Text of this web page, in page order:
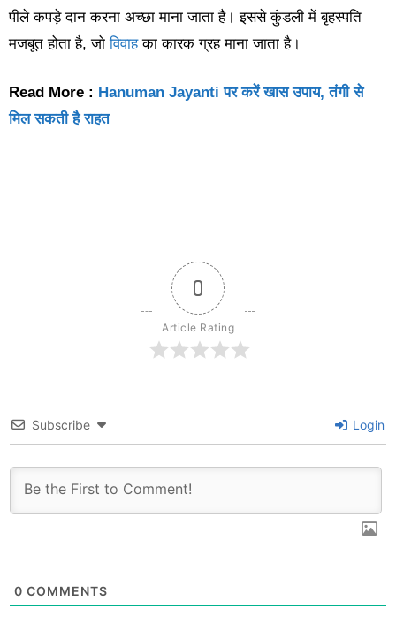
पीले कपड़े दान करना अच्छा माना जाता है। इससे कुंडली में बृहस्पति
मजबूत होता है, जोविवाहका कारक ग्रह माना जाता है।
Read More : Hanuman Jayanti पर करें खास उपाय, तंगी से
मिल सकती है राहत
0
Article Rating
Subscribe Login
0 COMMENTS